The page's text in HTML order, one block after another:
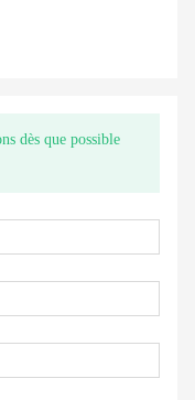
dès que possible